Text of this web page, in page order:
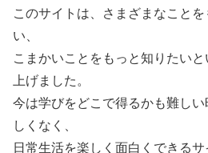
このサイトは、さまざまなこと
い、
こまかいことをもっと知りたい
上げました。
今は学びをどこで得るかも難し
しくなく、
日常生活を楽しく面白くできる